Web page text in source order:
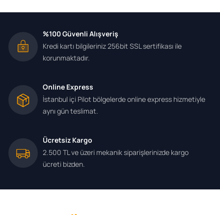
%100 Güvenli Alışveriş
Kredi kartı bilgileriniz 256bit SSL sertifikası ile
korunmaktadır.
Online Express
İstanbul içi Pilot bölgelerde online express hizmetiyle
aynı gün teslimat.
Ücretsiz Kargo
2.500 TL ve üzeri mekanik siparişlerinizde kargo
ücreti bizden.